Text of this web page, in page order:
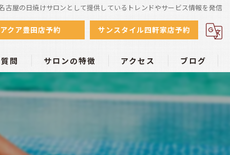
古屋の日焼けサロンとして提供しているトレンドやサービス情報を発信
アクア豊田店予約 サンスタイル四軒家店予約
問 サロンの特徴
初心者
アクセス
日焼けサロン アクア豊田店
ブログ